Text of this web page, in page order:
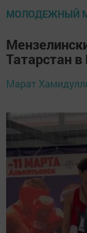
МОЛОДЕЖНЫЙ
Татарстан
Марат